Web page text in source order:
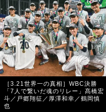
［3.21世界一の真相］WBC決勝
「7人で繋いだ魂のリレー」髙橋宏
斗／戸郷翔征／厚澤和幸／鶴岡慎
也